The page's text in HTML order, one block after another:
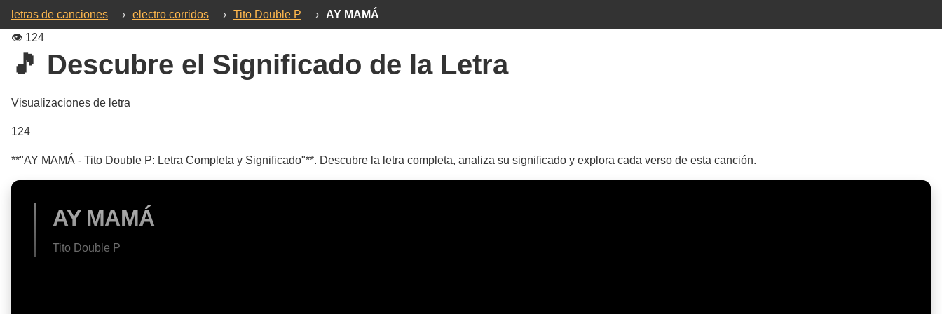
letras de canciones › electro corridos › Tito Double P ›
AY MAMÁ
👁️ 124
🎵 Descubre el Significado de la Letra
Visualizaciones de letra
124
**"AY MAMÁ - Tito Double P: Letra Completa y Significado"**. Descubre la letra completa, analiza su significado y explora cada verso de esta canción.
AY MAMÁ
Tito Double P